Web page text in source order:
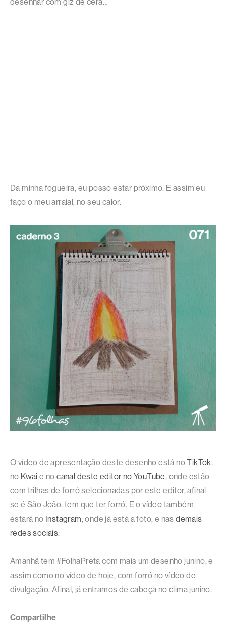
desenhar com giz de cera…
Da minha fogueira, eu posso estar próximo. E assim eu
faço o meu arraial, no seu calor.
O vídeo de apresentação deste desenho está noTikTok,
no Kwai e nocanal deste editor no YouTube, onde estão
com trilhas de forró selecionadas por este editor, afinal
se é São João, tem que ter forró. E o vídeo também
estará no Instagram, onde já está a foto, e nasdemais
redes sociais.
Amanhã tem #FolhaPreta com mais um desenho junino, e
assim como no vídeo de hoje, com forró no vídeo de
divulgação. Afinal, já entramos de cabeça no clima junino.
Compartilhe